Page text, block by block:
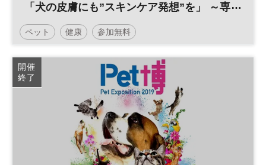
「犬の皮膚にも”スキンケア発想”を」 ～専
門医が推奨する最新メソッド～
ペット 健康 参加無料
日経ビジネスイノベーションフォーラム
開催
終了